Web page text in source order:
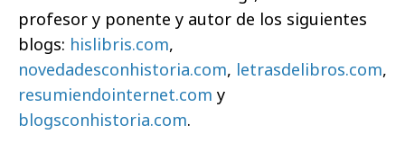
profesor y ponente y autor de los siguientes
blogs: hislibris.com,
novedadesconhistoria.com, letrasdelibros.com,
resumiendointernet.com y
blogsconhistoria.com.